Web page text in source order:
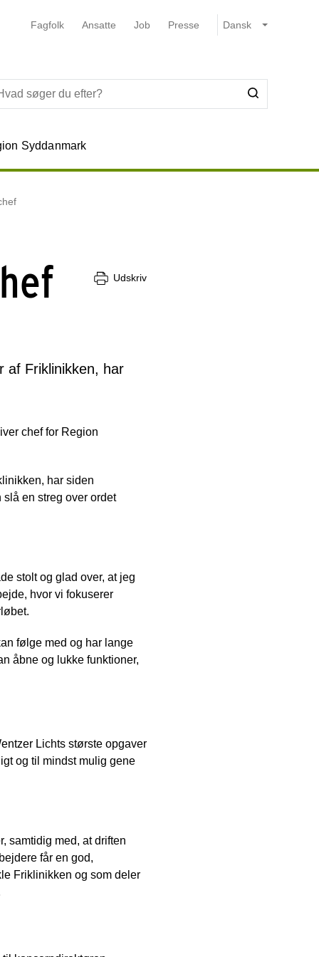
Fagfolk Ansatte Job Presse
Syddanmark
Udskriv
af Friklinikken, har
chef for Region
har siden
en streg over ordet
stolt og glad over, at jeg
hvor vi fokuserer
følge med og har lange
åbne og lukke funktioner,
Lichts største opgaver
og til mindst mulig gene
samtidig med, at driften
får en god,
Friklinikken og som deler